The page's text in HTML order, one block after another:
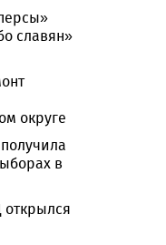
славян»
округе
в